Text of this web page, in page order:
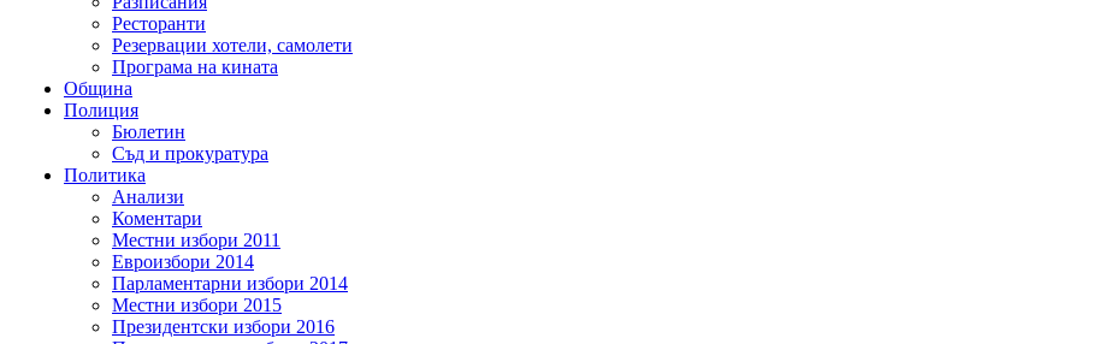
Ресторанти
Резервации хотели, самолети
Програма на кината
Община
Полиция
Бюлетин
Съд и прокуратура
Политика
Анализи
Коментари
Местни избори 2011
Евроизбори 2014
Парламентарни избори 2014
Местни избори 2015
Президентски избори 2016